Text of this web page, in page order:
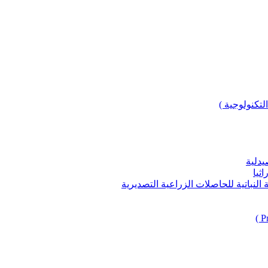
)
للحاصلات الزراعية التصديرية